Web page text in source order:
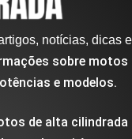
notícias, dicas e
sobre motos
e modelos.
de alta cilindrada